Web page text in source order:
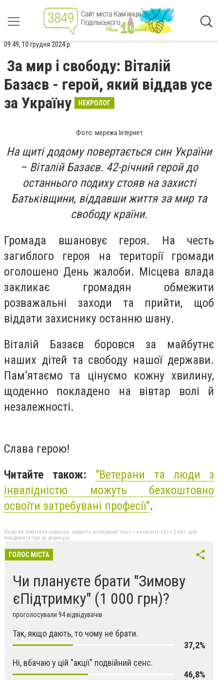
09:49, 10 грудня 2024 р.
За мир і свободу: Віталій
Базаєв - герой, який віддав усе
за Україну
НЕКРОЛОГ
Фото: мережа Інтернет
На щиті додому повертається син України
– Віталій Базаєв. 42-річний герой до
останнього подиху стояв на захисті
Батьківщини, віддавши життя за мир та
свободу країни.
Громада вшановує героя. На честь
загиблого героя на території громади
оголошено День жалоби. Місцева влада
закликає громадян обмежити
розважальні заходи та прийти, щоб
віддати захиснику останню шану.
Віталій Базаєв боровся за майбутнє
наших дітей та свободу нашої держави.
Пам’ятаємо та цінуємо кожну хвилину,
щоденно покладено на вівтар волі й
незалежності.
Слава герою!
Читайте також: "Ветерани та люди з
інвалідністю можуть безкоштовно
освоїти затребувані професії".
Якщо ви помітили помилку, виділіть необхідний текст і натисніть Ctrl + Enter, щоб
повідомити про це редакцію
ГОЛОС МІСТА
Чи плануєте брати "Зимову
єПідтримку" (1 000 грн)?
проголосували 94 відвідувачів
Так, якщо дають, то чому не брати.
37,2%
Ні, вбачаю у цій "акції" подвійний сенс.
46,8%